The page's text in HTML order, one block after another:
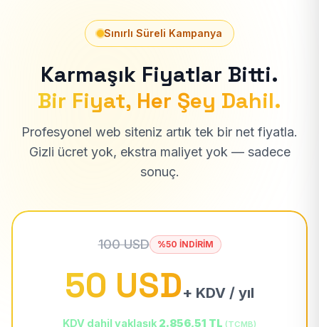
Sınırlı Süreli Kampanya
Karmaşık Fiyatlar Bitti.
Bir Fiyat, Her Şey Dahil.
Profesyonel web siteniz artık tek bir net fiyatla.
Gizli ücret yok, ekstra maliyet yok — sadece
sonuç.
100 USD %50 İNDİRİM
50 USD+ KDV / yıl
KDV dahil yaklaşık 2.856,51 TL (TCMB)